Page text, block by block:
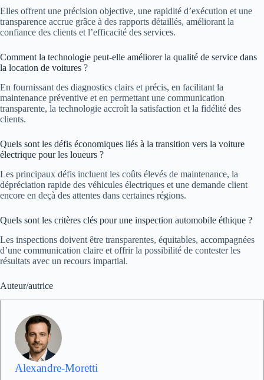
Elles offrent une précision objective, une rapidité d’exécution et une
transparence accrue grâce à des rapports détaillés, améliorant la
confiance des clients et l’efficacité des services.
Comment la technologie peut-elle améliorer la qualité de service dans
la location de voitures ?
En fournissant des diagnostics clairs et précis, en facilitant la
maintenance préventive et en permettant une communication
transparente, la technologie accroît la satisfaction et la fidélité des
clients.
Quels sont les défis économiques liés à la transition vers la voiture
électrique pour les loueurs ?
Les principaux défis incluent les coûts élevés de maintenance, la
dépréciation rapide des véhicules électriques et une demande client
encore en deçà des attentes dans certaines régions.
Quels sont les critères clés pour une inspection automobile éthique ?
Les inspections doivent être transparentes, équitables, accompagnées
d’une communication claire et offrir la possibilité de contester les
résultats avec un recours impartial.
Auteur/autrice
Alexandre-Moretti